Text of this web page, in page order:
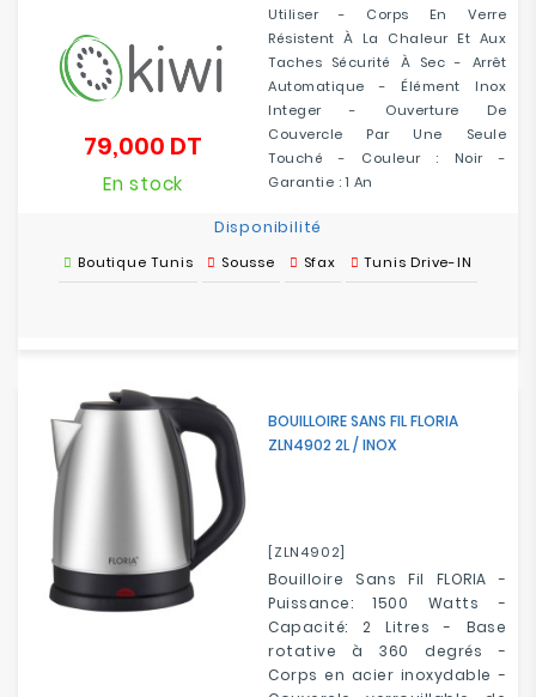
Utiliser - Corps En Verre
Résistent À La Chaleur Et Aux
Taches Sécurité À Sec - Arrêt
Automatique - Élément Inox
Integer - Ouverture De
Couvercle Par Une Seule
Touché - Couleur : Noir -
Garantie : 1 An
79,000 DT
En stock
Disponibilité
Boutique Tunis Sousse Sfax Tunis Drive-IN
BOUILLOIRE SANS FIL FLORIA
ZLN4902 2L / INOX
[ZLN4902]
Bouilloire Sans Fil FLORIA -
Puissance: 1500 Watts -
Capacité: 2 Litres - Base
rotative à 360 degrés -
Corps en acier inoxydable -